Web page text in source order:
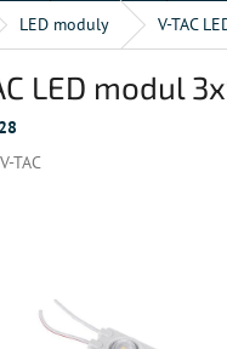
LED moduly V-TAC
LED modul
V-TAC